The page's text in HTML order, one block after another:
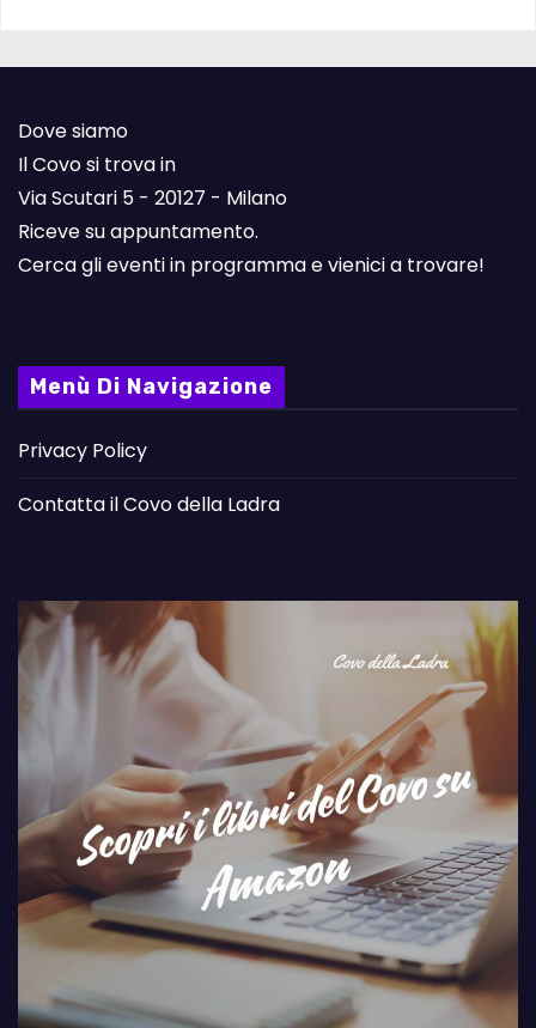
Dove siamo
Il Covo si trova in
Via Scutari 5 - 20127 - Milano
Riceve su appuntamento.
Cerca gli eventi in programma e vienici a trovare!
Menù Di Navigazione
Privacy Policy
Contatta il Covo della Ladra